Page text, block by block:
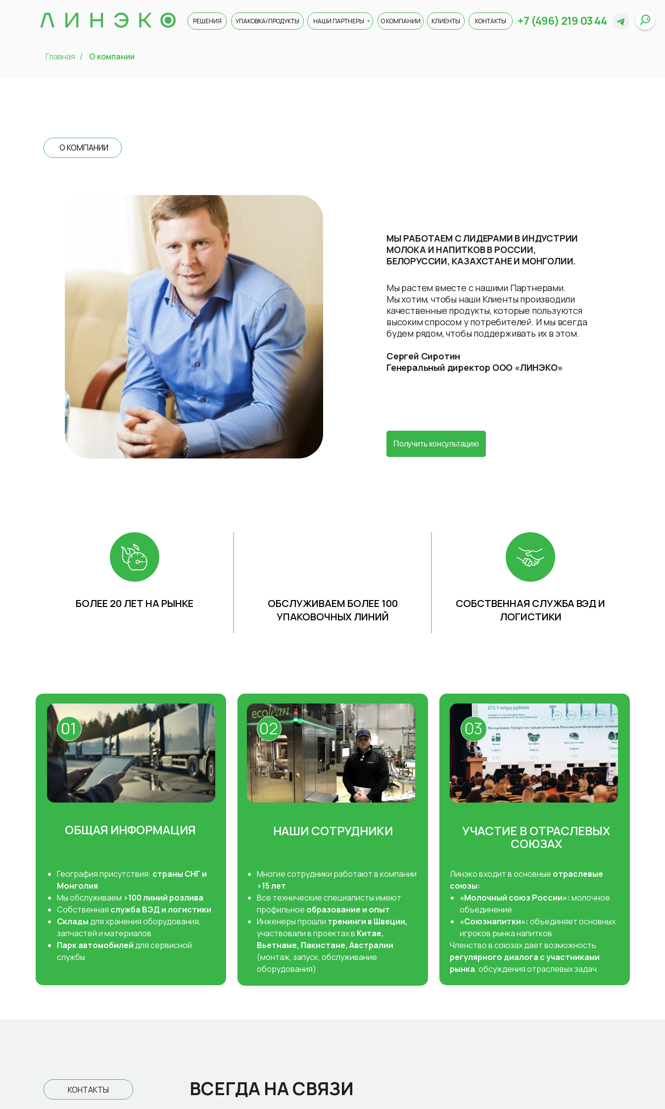
КОНТАКТЫ
НАШИ ПАРТНЕРЫ
РЕШЕНИЯ УПАКОВКА/ПРОДУКТЫ +7 (496) 219 03 44
КЛИЕНТЫ
О КОМПАНИИ
Главная / О компании
О КОМПАНИИ
Мы растем вместе с нашими Партнерами.
Мы хотим, чтобы наши Клиенты производили
качественные продукты, которые пользуются
высоким спросом у потребителей. И мы всегда
будем рядом, чтобы поддерживать их в этом.
Сергей Сиротин
Генеральный директор ООО «ЛИНЭКО»
Получить консультацию
МЫ РАБОТАЕМ С ЛИДЕРАМИ В ИНДУСТРИИ
МОЛОКА И НАПИТКОВ В РОССИИ,
БЕЛОРУССИИ, КАЗАХСТАНЕ И МОНГОЛИИ.
БОЛЕЕ 20 ЛЕТ НА РЫНКЕ
ОБСЛУЖИВАЕМ БОЛЕЕ 100
УПАКОВОЧНЫХ ЛИНИЙ
СОБСТВЕННАЯ СЛУЖБА ВЭД И
ЛОГИСТИКИ
География присутствия: страны СНГ и
Монголия
Мы обслуживаем >100 линий розлива
Собственная служба ВЭД и логистики
Складыдля хранения оборудования,
запчастей и материалов
Парк автомобилейдля сервисной
службы
Многие сотрудники работают в компании
>15 лет
Все технические специалисты имеют
профильное образование и опыт
Инженеры прошли тренинги в Швеции,
участвовали в проектах в Китае,
Вьетнаме, Пакистане, Австралии
(монтаж, запуск, обслуживание
оборудования)
ОБЩАЯ ИНФОРМАЦИЯ НАШИ СОТРУДНИКИ
02
01
Линэко входит в основные отраслевые
союзы:
«Молочный союз России»: молочное
объединение
«Союзнапитки»: объединяет основных
игроков рынка напитков
Членство в союзах дает возможность
регулярного диалога с участниками
рынка, обсуждения отраслевых задач.
УЧАСТИЕ В ОТРАСЛЕВЫХ
СОЮЗАХ
03
ВСЕГДА НА СВЯЗИ
КОНТАКТЫ